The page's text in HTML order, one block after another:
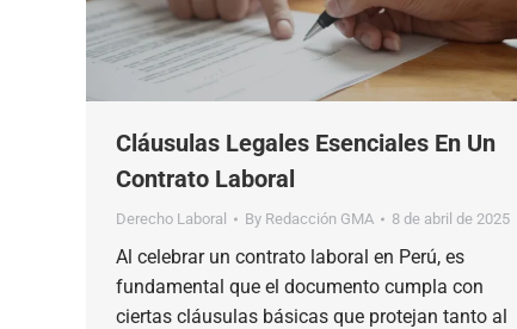
Cláusulas Legales Esenciales En Un
Contrato Laboral
Derecho Laboral By Redacción GMA 8 de abril de 2025
Al celebrar un contrato laboral en Perú, es
fundamental que el documento cumpla con
ciertas cláusulas básicas que protejan tanto al